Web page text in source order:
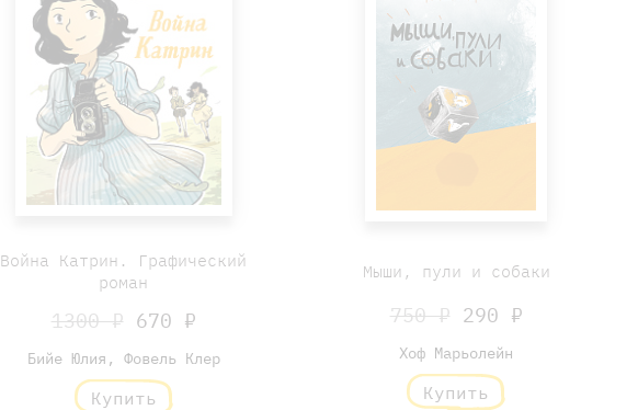
Война Катрин. Графический
роман
1300 ₽ 670 ₽
Бийе Юлия, Фовель Клер
Купить
Мыши, пули и собаки
750 ₽ 290 ₽
Хоф Марьолейн
Купить